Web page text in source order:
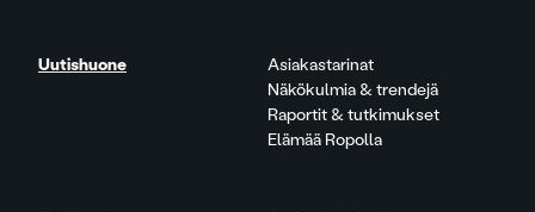
Uutishuone
Asiakastarinat
Näkökulmia & trendejä
Raportit & tutkimukset
Elämää Ropolla